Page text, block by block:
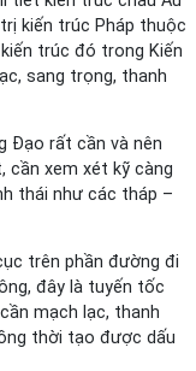
kiến trúc Pháp thuộc
trúc đó trong Kiến
sang trọng, thanh
Đạo rất cần và nên
cần xem xét kỹ càng
thái như các tháp –
trên phần đường đi
đây là tuyến tốc
mạch lạc, thanh
thời tạo được dấu